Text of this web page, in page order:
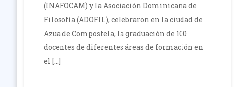
(INAFOCAM) y la Asociación Dominicana de
Filosofía (ADOFIL), celebraron en la ciudad de
Azua de Compostela, la graduación de 100
docentes de diferentes áreas de formación en
el […]